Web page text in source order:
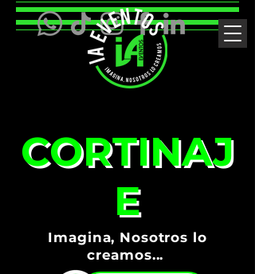
CORTINAJ
E
Imagina, Nosotros lo
creamos...